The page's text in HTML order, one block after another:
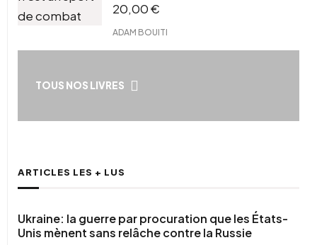
20,00€
ADAM BOUITI
TOUS NOS LIVRES
ARTICLES LES + LUS
Ukraine: la guerre par procuration que les États-
Unis mènent sans relâche contre la Russie